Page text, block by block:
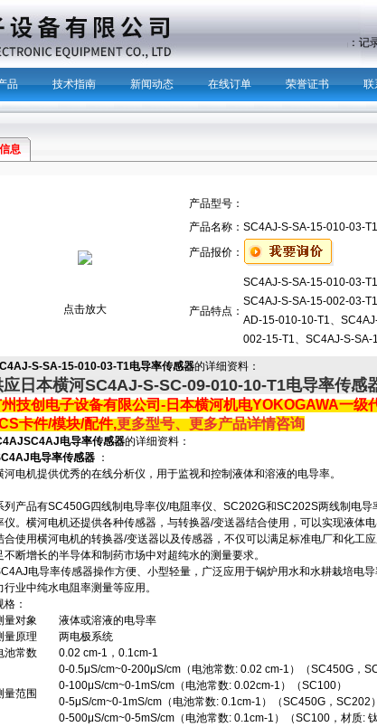
主营产品：记
品 技术指南 新闻动态 在线订单 荣誉证书 联
息
点击放大
产品型号：
产品名称： SC4AJ-S-SA-15-010-03-
产品报价：
产品特点：
SC4AJ-S-SA-15-010-03-
SC4AJ-S-SA-15-002-03-
AD-15-010-10-T1、
002-15-T1、SC4AJ-S-SA-
S-SA-15-010-03-T1电导率传感器的详细资料：
应日本横河SC4AJ-S-SC-09-010-10-T1电导率传感
技创电子设备有限公司-日本横河机电YOKOGAWA一级
卡件/模块/配件,更多型号、更多产品详情咨询
电导率传感器的详细资料：
电导率传感器：
河电机提供优秀的在线分析仪，用于监视和控制液体和溶液的电导率。
列产品有SC450G四线制电导率仪/电阻率仪、SC202G和SC202S两线制电
仪。横河电机还提供各种传感器，与转换器/变送器结合使用，可以实现液体
合使用横河电机的转换器/变送器以及传感器，不仅可以满足标准电厂和化工
不断增长的半导体和制药市场中对超纯水的测量要求。
电导率传感器操作方便、小型轻量，广泛应用于锅炉用水和水耕栽培电
行业中纯水电阻率测量等应用。
格：
量对象
液体或溶液的电导率
量原理
两电极系统
池常数
0.02 cm-1，0.1cm-1
量范围
0-0.5μS/cm~0-200μS/cm（电池常数: 0.02 cm-1）（SC450G，
0-100μS/cm~0-1mS/cm（电池常数: 0.02cm-1）（SC100）
0-5μS/cm~0-1mS/cm（电池常数: 0.1cm-1）（SC450G，SC202
0-500μS/cm~0-5mS/cm（电池常数: 0.1cm-1）（SC100，材质: